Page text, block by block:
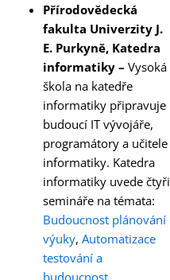
Přírodovědecká
fakulta Univerzity J.
E. Purkyně, Katedra
informatiky – Vysoká
škola na katedře
informatiky připravuje
budoucí IT vývojáře,
programátory a učitele
informatiky. Katedra
informatiky uvede čtyři
semináře na témata:
Budoucnost plánování
výuky, Automatizace
testování a